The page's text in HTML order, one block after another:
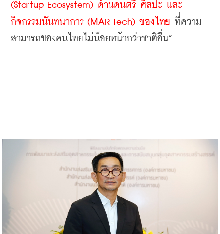
(Startup Ecosystem) ด้านดนตรี ศิลปะ และ
กิจกรรมนันทนาการ (MAR Tech) ของไทย ที่ความ
สามารถของคนไทยไม่น้อยหน้ากว่าชาติอื่น”